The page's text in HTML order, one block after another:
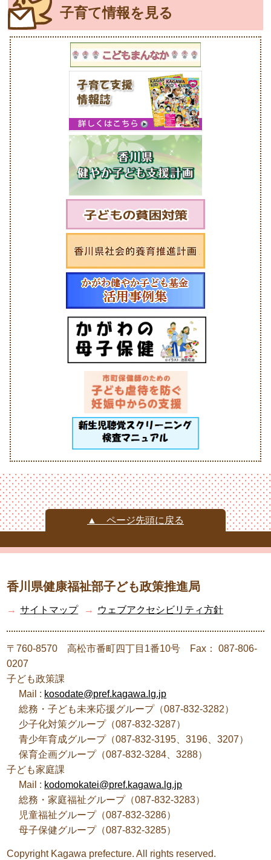
子育て情報を見る
▲ ページ先頭に戻る
香川県健康福祉部子ども政策推進局
→ サイトマップ → ウェブアクセシビリティ方針
〒760-8570 高松市番町四丁目1番10号 Fax： 087-806-
0207
子ども政策課
Mail : kosodate@pref.kagawa.lg.jp
総務・子ども未来応援グループ（087-832-3282）
少子化対策グループ（087-832-3287）
青少年育成グループ（087-832-3195、3196、3207）
保育企画グループ（087-832-3284、3288）
子ども家庭課
Mail : kodomokatei@pref.kagawa.lg.jp
総務・家庭福祉グループ（087-832-3283）
児童福祉グループ（087-832-3286）
母子保健グループ（087-832-3285）
Copyright Kagawa prefecture. All rights reserved.